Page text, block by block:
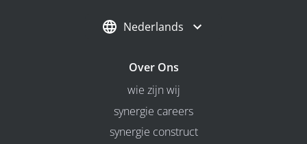
Nederlands
Over Ons
wie zijn wij
synergie careers
synergie construct